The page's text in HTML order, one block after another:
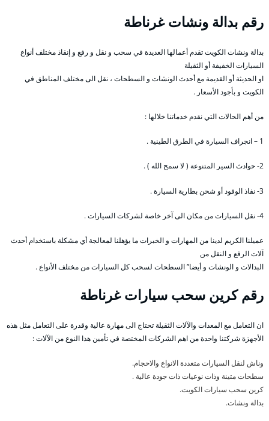
رقم بدالة ونشات غرناطة
بدالة ونشات الكويت تقدم أعمالها العديدة في سحب و نقل و رفع و إنقاذ مختلف أنواع
السيارات الخفيفة أو الثقيلة
او الحديثة أو القديمة مع أحدث الونشات و السطحات ، نقل الى مختلف المناطق في
الكويت و بأجود الأسعار .
من أهم الحالات التي نقدم خدماتنا خلالها :
1 – انجراف السيارة في الطرق الطينية .
2- حوادث السير المتنوعة ( لا سمح الله ) .
3- نفاذ الوقود أو شحن بطارية السيارة .
4- نقل السيارات من مكان الى آخر خاصة لشركات السيارات .
عميلنا الكريم لدينا من المهارات و الخبرات ما يؤهلنا لمعالجة أي مشكلة باستخدام أحدث
آلات الرفع و النقل من
البدالات و الونشات و أيضا” السطحات لسحب كل السيارات من مختلف الأنواع .
رقمكرين سحب سيارات غرناطة
ان التعامل مع المعدات والآلات الثقيلة تحتاج الى مهارة عالية وقدرة على التعامل مثل هذه
الأجهزة شركتنا واحدة من اهم الشركات المختصة في تأمين هذا النوع من الآلات :
وناش لنقل السيارات متعددة الانواع والاحجام.
سطحات متينة وذات نوعيات ذات جودة عالية .
كرين سحب سيارات الكويت.
بدالة ونشات.